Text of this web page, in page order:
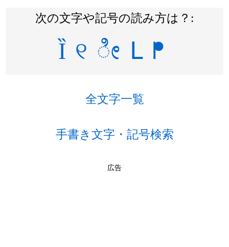
次の文字や記号の読み方は？:
Ȉ ୧ ೀ ᒪ ᖰ
全文字一覧
手書き文字・記号検索
広告